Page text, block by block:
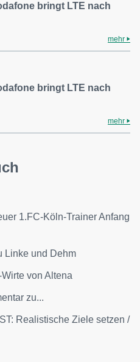
bringt LTE nach
mehr
bringt LTE nach
mehr
1.FC-Köln-Trainer Anfang
Linke und Dehm
von Altena
zu...
Realistische Ziele setzen /